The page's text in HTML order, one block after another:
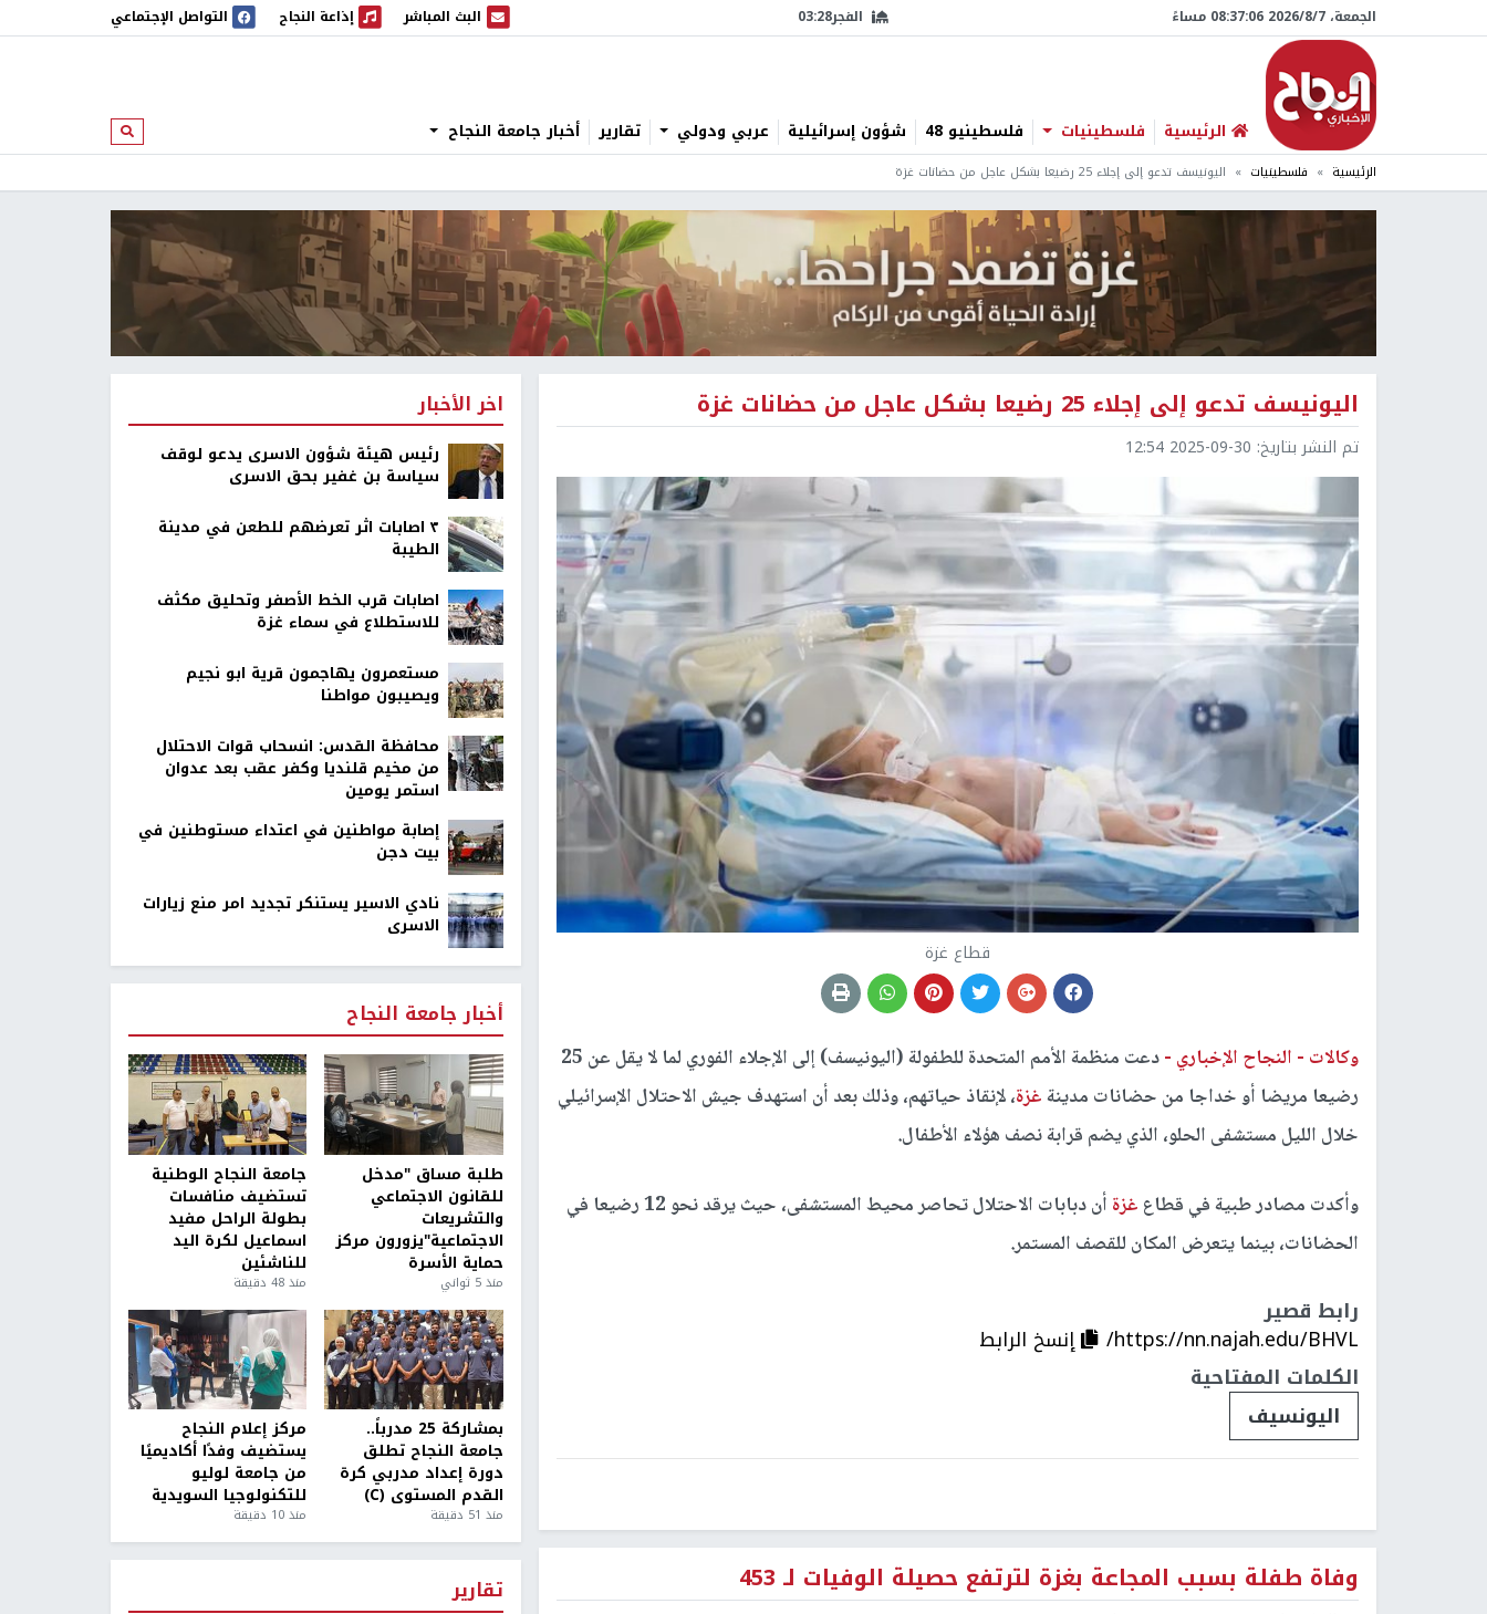
الجمعة، 7/‏8/‏2026 08:37:07 مساءً الفجر03:28 البث المباشر
البث المباشر إذاعة النجاح
إذاعة النجاح التواصل الإجتماعي
الرئيسية فلسطينيات فلسطينيو 48 شؤون إسرائيلية عربي ودولي تقارير أخبار جامعة النجاح ابحث
الرئيسية فلسطينيات اليونيسف تدعو إلى إجلاء 25 رضيعا بشكل عاجل من حضانات غزة
اليونيسف تدعو إلى إجلاء 25 رضيعا بشكل عاجل من حضانات غزة
تم النشر بتاريخ: 2025-09-30 12:54
قطاع غزة
وكالات - النجاح الإخباري -
دعت منظمة الأمم المتحدة للطفولة (اليونيسف) إلى الإجلاء الفوري لما لا يقل عن 25
رضيعا مريضا أو خداجا من حضانات مدينةغزة، لإنقاذ حياتهم، وذلك بعد أن استهدف جيش الاحتلال الإسرائيلي
خلال الليل مستشفى الحلو، الذي يضم قرابة نصف هؤلاء الأطفال.
وأكدت مصادر طبية في قطاع غزة
أن دبابات الاحتلال تحاصر محيط المستشفى، حيث يرقد نحو 12 رضيعا في
الحضانات، بينما يتعرض المكان للقصف المستمر.
رابط قصير
https://nn.najah.edu/BHVL/
إنسخ الرابط
الكلمات المفتاحية
اليونسيف
وفاة طفلة بسبب المجاعة بغزة لترتفع حصيلة الوفيات لـ 453
اخر الأخبار
رئيس هيئة شؤون الاسرى يدعو لوقف
سياسة بن غفير بحق الاسرى
٣ اصابات اثر تعرضهم للطعن في مدينة
الطيبة
اصابات قرب الخط الأصفر وتحليق مكثف
للاستطلاع في سماء غزة
مستعمرون يهاجمون قرية ابو نجيم
ويصيبون مواطنا
محافظة القدس: انسحاب قوات الاحتلال
من مخيم قلنديا وكفر عقب بعد عدوان
استمر يومين
إصابة مواطنين في اعتداء مستوطنين في
بيت دجن
نادي الاسير يستنكر تجديد امر منع زيارات
الاسرى
أخبار جامعة النجاح
طلبة مساق "مدخل
للقانون الاجتماعي
والتشريعات
الاجتماعية"يزورون مركز
حماية الأسرة
منذ 5 ثواني
جامعة النجاح الوطنية
تستضيف منافسات
بطولة الراحل مفيد
اسماعيل لكرة اليد
للناشئين
منذ 48 دقيقة
بمشاركة 25 مدرباً..
جامعة النجاح تطلق
دورة إعداد مدربي كرة
القدم المستوى (C)
منذ 51 دقيقة
مركز إعلام النجاح
يستضيف وفدًا أكاديميًا
من جامعة لوليو
للتكنولوجيا السويدية
منذ 10 دقيقة
تقارير